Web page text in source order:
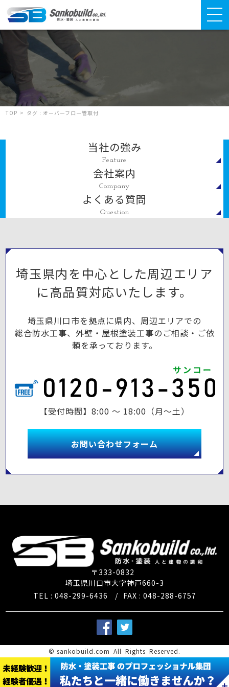
TOP > タグ : オーバーフロー管取付
当社の強み
Feature
会社案内
Company
よくある質問
Question
埼玉県内を中心とした周辺エリア
に高品質対応いたします。
埼玉県川口市を拠点に県内、周辺エリアでの
総合防水工事、外壁・屋根塗装工事のご相談・ご依
頼を承っております。
【受付時間】8:00 ～ 18:00（月～土）
お問い合わせフォーム
〒333-0832
埼玉県川口市大字神戸660-3
TEL : 048-299-6436
/ FAX : 048-288-6757
© sankobuild.com All Rights Reserved.